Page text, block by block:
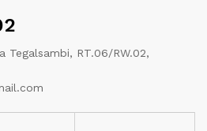
Tegalsambi, RT.06/RW.02,